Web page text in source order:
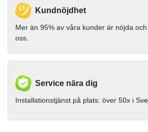
Kundnöjdhet
Mer än 95% av våra kunder är nöjda
oss.
Service nära dig
Installationstjänst på plats: över 50x i